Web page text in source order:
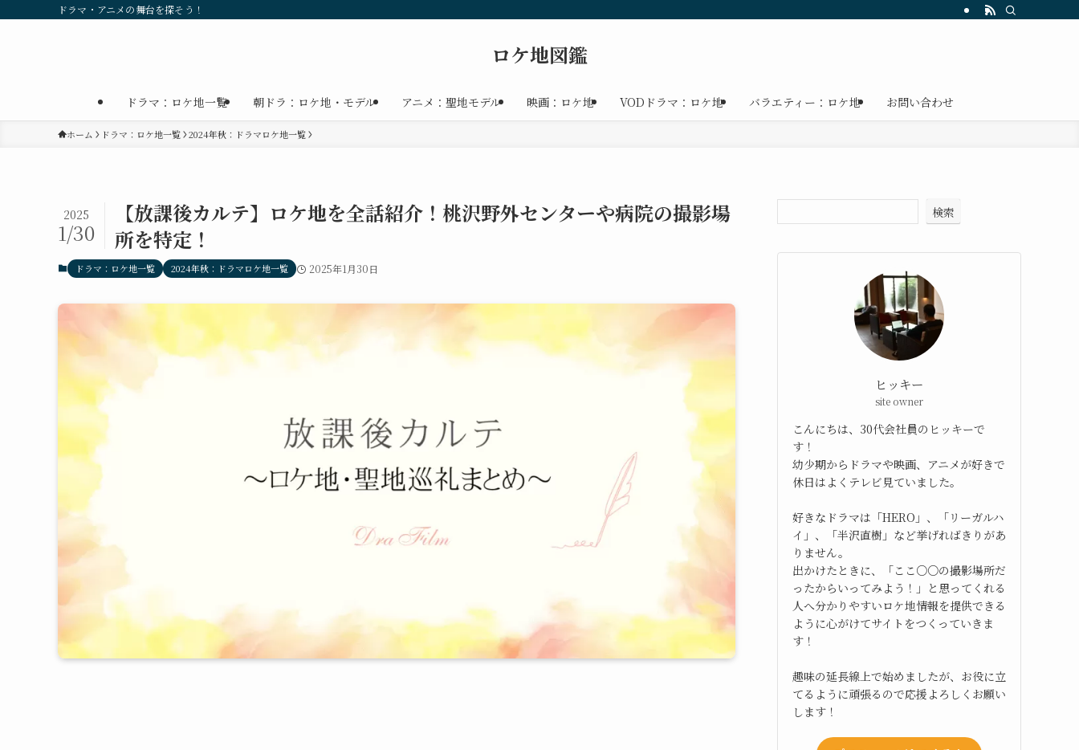
ドラマ・アニメの舞台を探そう！
ロケ地図鑑
ドラマ：ロケ地一覧 朝ドラ：ロケ地・モデル アニメ：聖地モデル 映画：ロケ地 VODドラマ：ロケ地 バラエティー：ロケ地 お問い合わせ
ホーム ドラマ：ロケ地一覧 2024年秋：ドラマロケ地一覧
【放課後カルテ】ロケ地を全話紹介！桃沢野外センターや病院の撮影場
所を特定！
2025
1/30
ドラマ：ロケ地一覧 2024年秋：ドラマロケ地一覧 2025年1月30日
検索
ヒッキー
site owner
こんにちは、30代会社員のヒッキーで
す！
幼少期からドラマや映画、アニメが好きで
休日はよくテレビ見ていました。
好きなドラマは「HERO」、「リーガルハ
イ」、「半沢直樹」など挙げればきりがあ
りません。
出かけたときに、「ここ○○の撮影場所だ
ったからいってみよう！」と思ってくれる
人へ分かりやすいロケ地情報を提供できる
ように心がけてサイトをつくっていきま
す！
趣味の延長線上で始めましたが、お役に立
てるように頑張るので応援よろしくお願い
します！